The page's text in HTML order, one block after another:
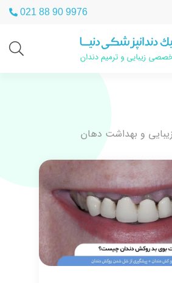
021 88 90 9976
و بهداشت دهان